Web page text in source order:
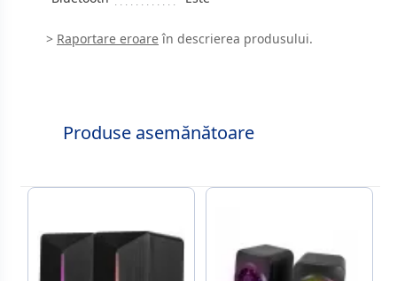
> Raportare eroareîn descrierea produsului.
Produse asemănătoare